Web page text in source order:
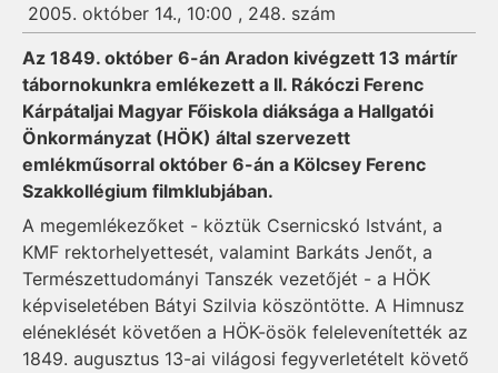
2005. október 14., 10:00 , 248. szám
Az 1849. október 6-án Aradon kivégzett 13 mártír
tábornokunkra emlékezett a II. Rákóczi Ferenc
Kárpátaljai Magyar Főiskola diáksága a Hallgatói
Önkormányzat (HÖK) által szervezett
emlékműsorral október 6-án a Kölcsey Ferenc
Szakkollégium filmklubjában.
A megemlékezőket - köztük Csernicskó Istvánt, a
KMF rektorhelyettesét, valamint Barkáts Jenőt, a
Természettudományi Tanszék vezetőjét - a HÖK
képviseletében Bátyi Szilvia köszöntötte. A Himnusz
eléneklését követően a HÖK-ösök felelevenítették az
1849. augusztus 13-ai világosi fegyverletételt követő